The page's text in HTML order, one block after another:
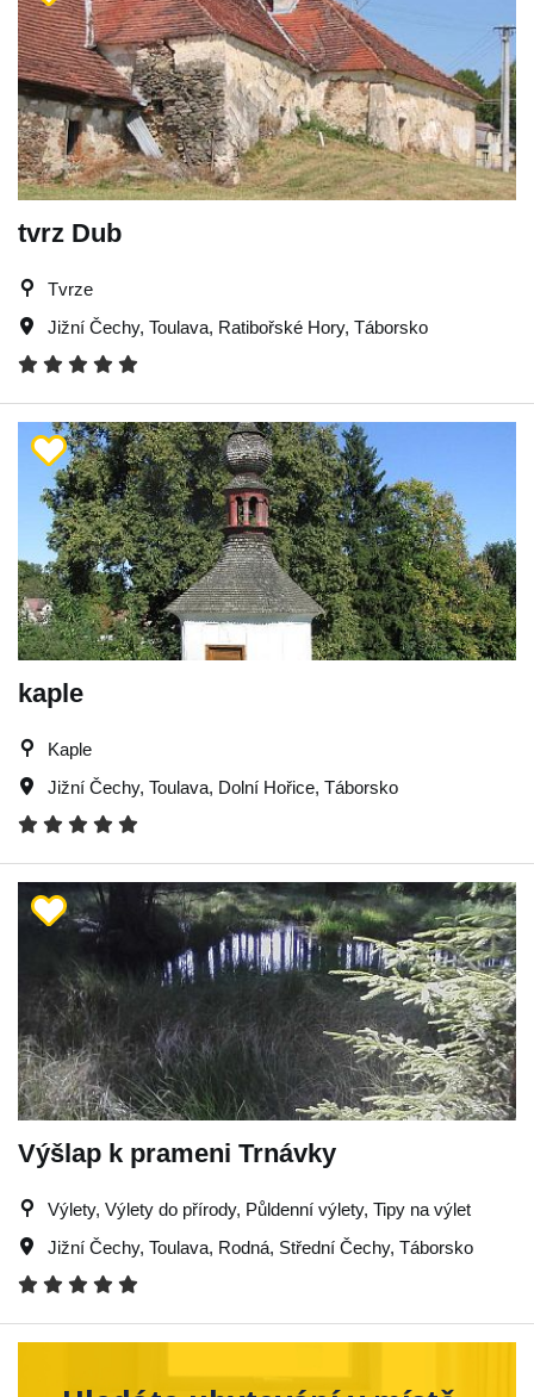
tvrz Dub
Tvrze
Jižní Čechy, Toulava, Ratibořské Hory, Táborsko
kaple
Kaple
Jižní Čechy, Toulava, Dolní Hořice, Táborsko
Výšlap k prameni Trnávky
Výlety, Výlety do přírody, Půldenní výlety, Tipy na výlet
Jižní Čechy, Toulava, Rodná, Střední Čechy, Táborsko